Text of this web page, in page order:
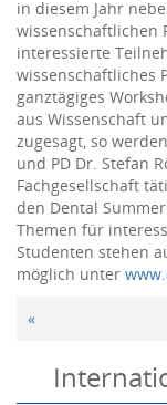
in diesem Jahr
wissenschaftlichen
interessierte
wissenschaftliches
ganztägiges
aus Wissenschaft
zugesagt, so
und PD Dr. Stefan
Fachgesellschaft
den Dental
Themen für
Studenten stehen
möglich unter
«